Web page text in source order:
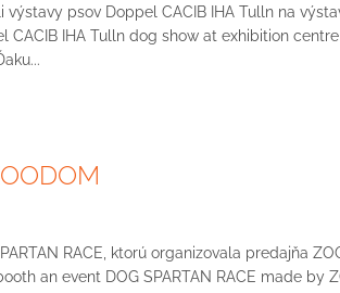
psov Doppel CACIB IHA Tulln na
IHA Tulln dog show at exhibition
RACE, ktorú organizovala predajňa
an event DOG SPARTAN RACE made by